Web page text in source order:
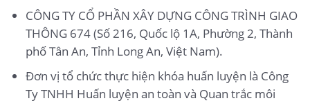
CÔNG TY CỔ PHẦN XÂY DỰNG CÔNG TRÌNH GIAO
THÔNG 674 (Số 216, Quốc lộ 1A, Phường 2, Thành
phố Tân An, Tỉnh Long An, Việt Nam).
Đơn vị tổ chức thực hiện khóa huấn luyện là Công
Ty TNHH Huấn luyện an toàn và Quan trắc môi